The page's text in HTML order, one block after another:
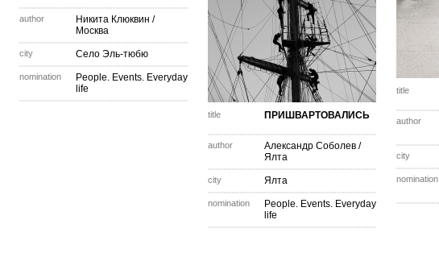
author Никита Клюквин /
Москва
city Село Эль-тюбю
nomination
People. Events. Everyday
life
title ПРИШВАРТОВАЛИСЬ
author Александр Соболев /
Ялта
city Ялта
nomination
People. Events. Everyday
life
title
author
city
nomination